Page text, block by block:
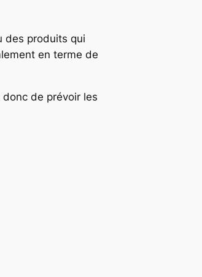
des produits qui
en terme de
de prévoir les